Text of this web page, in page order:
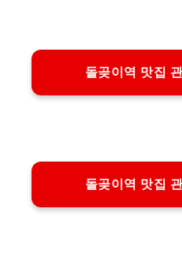
돌곶이역 맛집
돌곶이역 맛집